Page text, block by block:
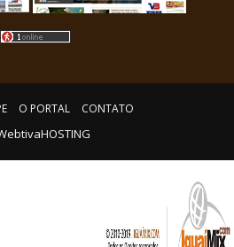
O PORTAL CONTATO